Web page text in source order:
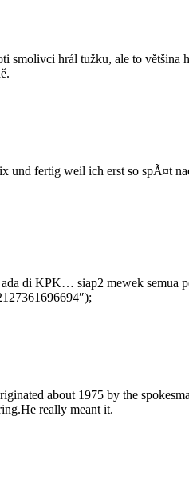
smolivci hrál tužku, ale to
fertig weil ich erst so spÃ¤t
di KPK… siap2 mewek semua
about 1975 by the
really meant it.